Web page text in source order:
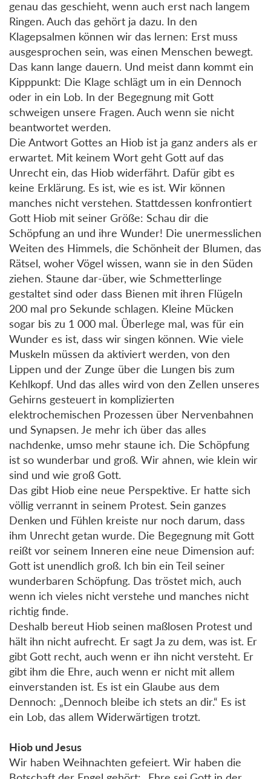
genau das geschieht, wenn auch erst nach langem
Ringen. Auch das gehört ja dazu. In den
Klagepsalmen können wir das lernen: Erst muss
ausgesprochen sein, was einen Menschen bewegt.
Das kann lange dauern. Und meist dann kommt ein
Kipppunkt: Die Klage schlägt um in ein Dennoch
oder in ein Lob. In der Begegnung mit Gott
schweigen unsere Fragen. Auch wenn sie nicht
beantwortet werden.
Die Antwort Gottes an Hiob ist ja ganz anders als er
erwartet. Mit keinem Wort geht Gott auf das
Unrecht ein, das Hiob widerfährt. Dafür gibt es
keine Erklärung. Es ist, wie es ist. Wir können
manches nicht verstehen. Stattdessen konfrontiert
Gott Hiob mit seiner Größe: Schau dir die
Schöpfung an und ihre Wunder! Die unermesslichen
Weiten des Himmels, die Schönheit der Blumen, das
Rätsel, woher Vögel wissen, wann sie in den Süden
ziehen. Staune dar-über, wie Schmetterlinge
gestaltet sind oder dass Bienen mit ihren Flügeln
200 mal pro Sekunde schlagen. Kleine Mücken
sogar bis zu 1 000 mal. Überlege mal, was für ein
Wunder es ist, dass wir singen können. Wie viele
Muskeln müssen da aktiviert werden, von den
Lippen und der Zunge über die Lungen bis zum
Kehlkopf. Und das alles wird von den Zellen unseres
Gehirns gesteuert in komplizierten
elektrochemischen Prozessen über Nervenbahnen
und Synapsen. Je mehr ich über das alles
nachdenke, umso mehr staune ich. Die Schöpfung
ist so wunderbar und groß. Wir ahnen, wie klein wir
sind und wie groß Gott.
Das gibt Hiob eine neue Perspektive. Er hatte sich
völlig verrannt in seinem Protest. Sein ganzes
Denken und Fühlen kreiste nur noch darum, dass
ihm Unrecht getan wurde. Die Begegnung mit Gott
reißt vor seinem Inneren eine neue Dimension auf:
Gott ist unendlich groß. Ich bin ein Teil seiner
wunderbaren Schöpfung. Das tröstet mich, auch
wenn ich vieles nicht verstehe und manches nicht
richtig finde.
Deshalb bereut Hiob seinen maßlosen Protest und
hält ihn nicht aufrecht. Er sagt Ja zu dem, was ist. Er
gibt Gott recht, auch wenn er ihn nicht versteht. Er
gibt ihm die Ehre, auch wenn er nicht mit allem
einverstanden ist. Es ist ein Glaube aus dem
Dennoch: „Dennoch bleibe ich stets an dir.“ Es ist
ein Lob, das allem Widerwärtigen trotzt.
Hiob und Jesus
Wir haben Weihnachten gefeiert. Wir haben die